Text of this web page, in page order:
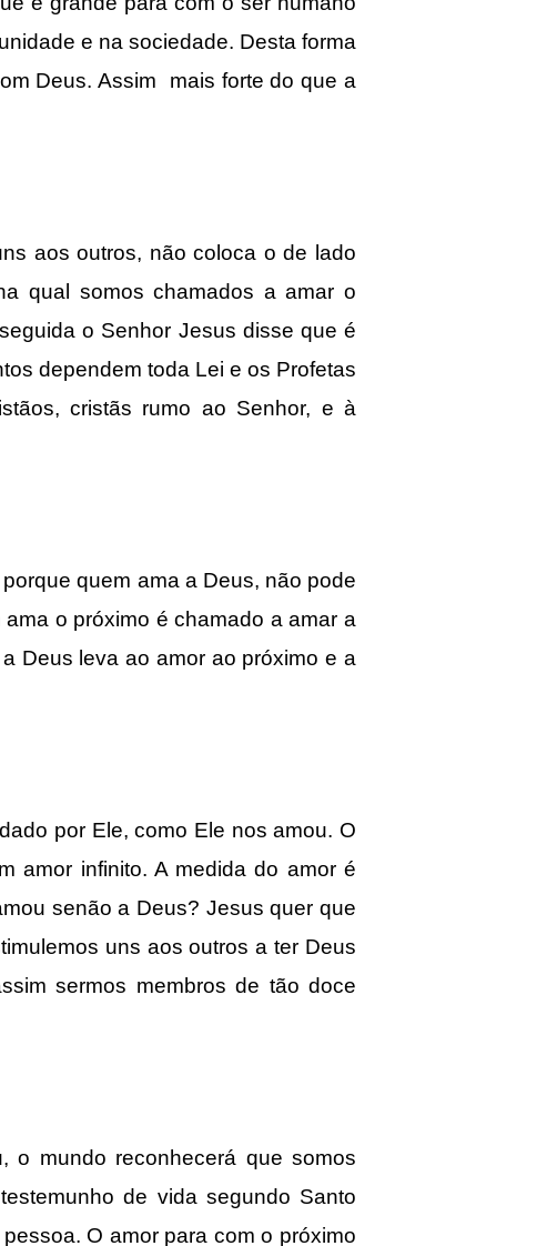
e na sociedade. Desta forma
Deus. Assim mais forte do que a
aos outros, não coloca o de lado
qual somos chamados a amar o
o Senhor Jesus disse que é
dependem toda Lei e os Profetas
cristãs rumo ao Senhor, e à
quem ama a Deus, não pode
o próximo é chamado a amar a
Deus leva ao amor ao próximo e a
por Ele, como Ele nos amou. O
amor infinito. A medida do amor é
senão a Deus? Jesus quer que
uns aos outros a ter Deus
sermos membros de tão doce
mundo reconhecerá que somos
de vida segundo Santo
O amor para com o próximo